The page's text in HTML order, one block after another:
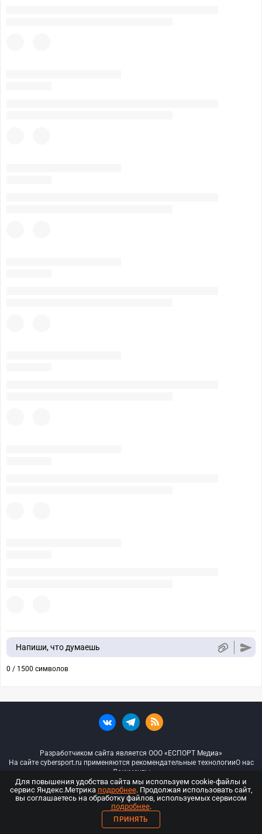
Напиши, что думаешь
0 / 1500 символов
Разработчиком сайта является ООО «ЕСПОРТ Медиа»
На сайте cybersport.ru применяются рекомендательные технологииО нас
Документы
© ООО «Киберспорт.ру» — Все права защищены
18+
ООО «Киберспорт.ру». Свидетельство о регистрации средств массовой
Для повышения удобства сайта мы используем cookie-файлы и
сервис Яндекс.Метрика подробнее. Продолжая использовать сайт,
вы соглашаетесь на обработку файлов, используемых сервисом
подробнее.
ПРИНЯТЬ